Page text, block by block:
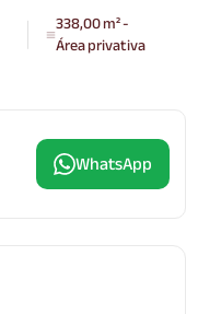
338,00 m² -
Área privativa
WhatsApp